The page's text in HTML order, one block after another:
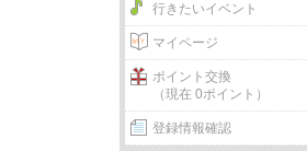
行きたいイベント
マイページ
ポイント交換
（現在 0ポイント）
登録情報確認